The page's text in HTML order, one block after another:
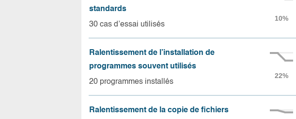
standards
30 cas d’essai utilisés
Ralentissement de l’installation de
programmes souvent utilisés
20 programmes installés
Ralentissement de la copie de fichiers